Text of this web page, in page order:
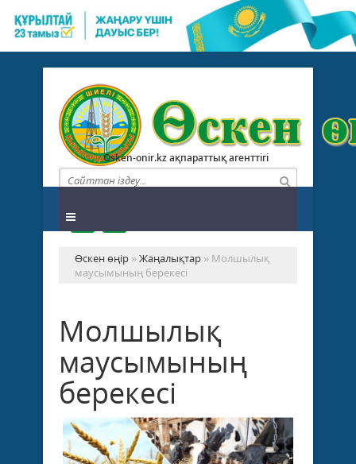
Osken-onir.kz ақпараттық агенттігі
Өскен өңір »Жаңалықтар » Молшылық
маусымының берекесі
Молшылық
маусымының
берекесі